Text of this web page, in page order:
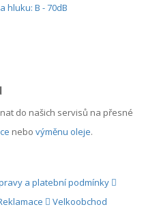
do našich servisů na přesné
nebo výměnu oleje.
a platební podmínky
Velkoobchod